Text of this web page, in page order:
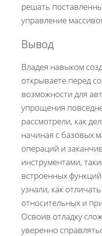
решать
управление
Вывод
Владея навыком
открываете перед
возможности для
упрощения
рассмотрели, как
начиная с базовых
операций и
инструментами,
встроенных
узнали, как
относительных и
Освоив отладку
уверенно